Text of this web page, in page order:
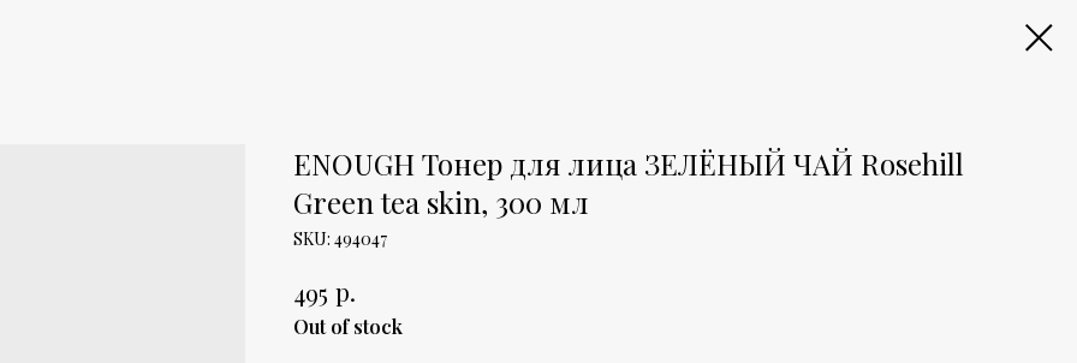
ENOUGH Тонер для лица ЗЕЛЁНЫЙ ЧАЙ Rosehill
Green tea skin, 300 мл
SKU: 494047
495 р.
Out of stock